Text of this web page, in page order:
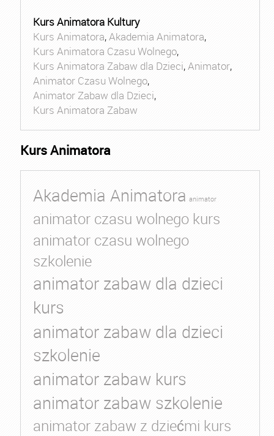
Kurs Animatora Kultury
Kurs Animatora,Akademia Animatora,
Kurs Animatora Czasu Wolnego,
Kurs Animatora Zabaw dla Dzieci,Animator,
Animator Czasu Wolnego,
Animator Zabaw dla Dzieci,
Kurs Animatora Zabaw
Kurs Animatora
Akademia Animatora animator
animator czasu wolnego kurs
animator czasu wolnego
szkolenie
animator zabaw dla dzieci
kurs
animator zabaw dla dzieci
szkolenie
animator zabaw kurs
animator zabaw szkolenie
animator zabaw z dziećmi kurs